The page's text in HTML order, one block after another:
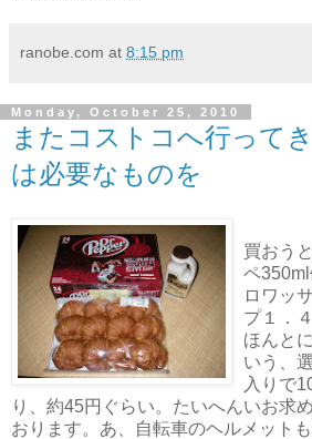
ranobe.com at 8:15 pm
Monday, October 25, 2010
またコストコへ行って
は必要なものを
買おう
ペ
ロワッ
プ１．
ほんと
いう、
入りで
り、約45円ぐらい。たいへんいお求
おります。あ、自転車のヘルメットも